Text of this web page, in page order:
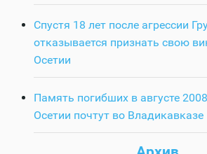
Спустя 18 лет после агрессии
отказывается признать свою
Осетии
Память погибших в августе
Осетии почтут во Владикавказе